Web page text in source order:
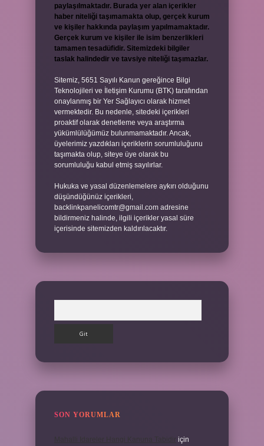
paylaşılmaktadır. Burada yer alan içerikler
haber niteliği taşımamakta olup, gerçek kurum
ve kişiler hakkında paylaşım yapılmamaktadır.
Gerçek kurum ve kişiler ile isim benzerlikleri
tamamen tesadüfidir. Sitemizdeki bilgiler
taslak halindedir ve tavsiye niteliği taşımazlar.
Sitemiz, 5651 Sayılı Kanun gereğince Bilgi
Teknolojileri ve İletişim Kurumu (BTK) tarafından
onaylanmış bir Yer Sağlayıcı olarak hizmet
vermektedir. Bu nedenle, sitedeki içerikleri
proaktif olarak denetleme veya araştırma
yükümlülüğümüz bulunmamaktadır. Ancak,
üyelerimiz yazdıkları içeriklerin sorumluluğunu
taşımakta olup, siteye üye olarak bu
sorumluluğu kabul etmiş sayılırlar.
Hukuka ve yasal düzenlemelere aykırı olduğunu
düşündüğünüz içerikleri,
backlinkpanelicomtr@gmail.com adresine
bildirmeniz halinde, ilgili içerikler yasal süre
içerisinde sitemizden kaldırılacaktır.
SON YORUMLAR
için